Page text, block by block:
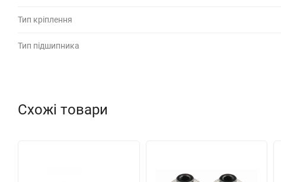
Тип кріплення
Тип підшипника
Схожі товари